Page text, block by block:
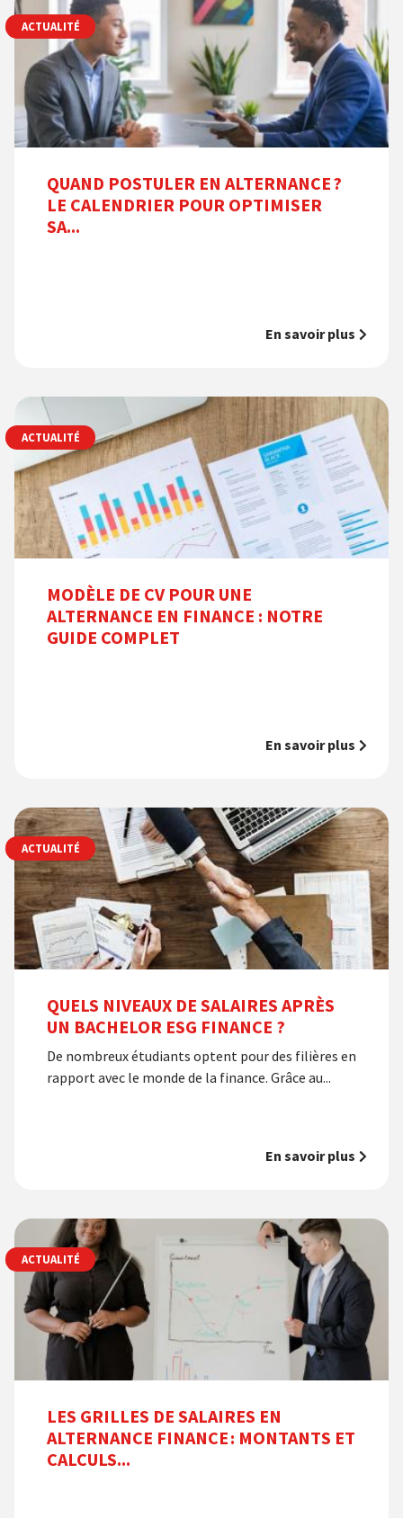
QUAND POSTULER EN ALTERNANCE ?
LE CALENDRIER POUR OPTIMISER
SA...
En savoir plus
ACTUALITÉ
MODÈLE DE CV POUR UNE
ALTERNANCE EN FINANCE : NOTRE
GUIDE COMPLET
En savoir plus
ACTUALITÉ
QUELS NIVEAUX DE SALAIRES APRÈS
UN BACHELOR ESG FINANCE ?
De nombreux étudiants optent pour des filières en
rapport avec le monde de la finance. Grâce au...
En savoir plus
ACTUALITÉ
LES GRILLES DE SALAIRES EN
ALTERNANCE FINANCE : MONTANTS ET
CALCULS...
ACTUALITÉ